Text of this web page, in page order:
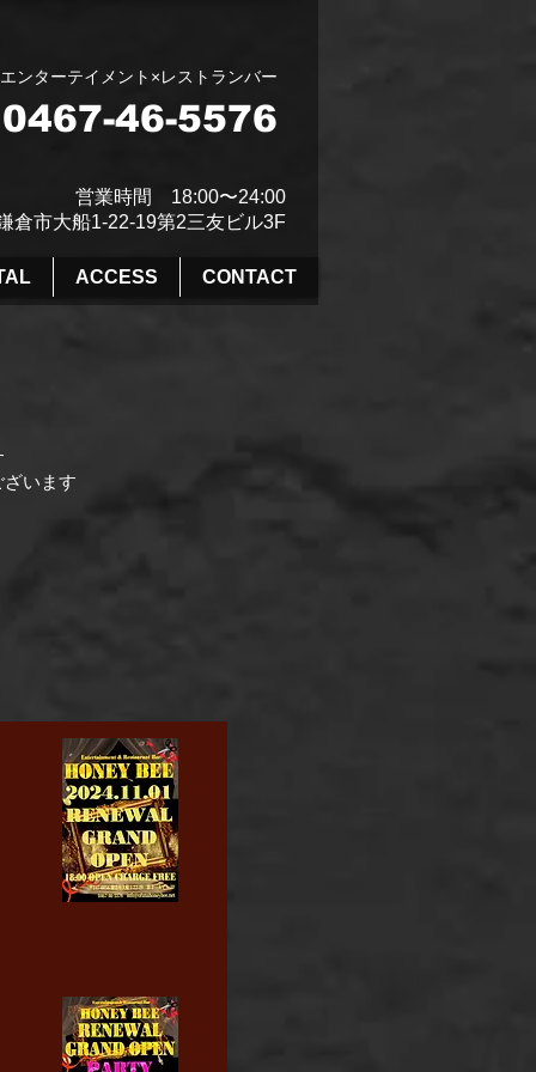
ンターテイメント×レストランバー
0467-46-5576
営業時間 18:00〜24:00​
倉市大船1-22-19第2三友ビル3F
ACCESS CONTACT
います